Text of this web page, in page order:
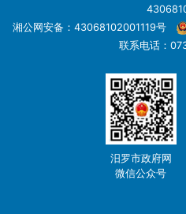
湘公网安备：43068102001119号
联系电话：
汨罗市政府网
微信公众号